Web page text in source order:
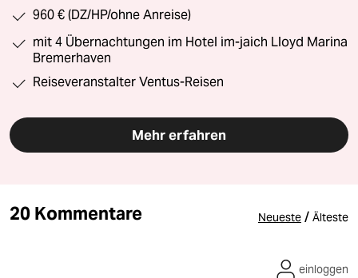
960 € (DZ/HP/ohne Anreise)
mit 4 Übernachtungen im Hotel im-jaich Lloyd Marina
Bremerhaven
Reiseveranstalter Ventus-Reisen
Mehr erfahren
20 Kommentare Neueste / Älteste
einloggen